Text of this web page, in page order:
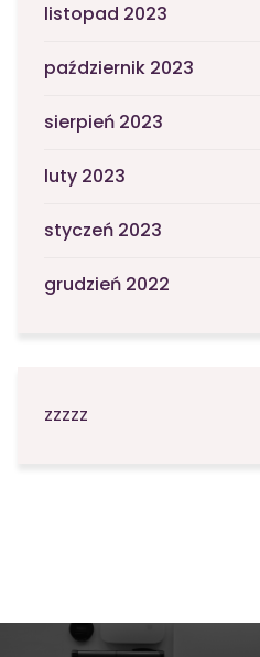
listopad 2023
październik 2023
sierpień 2023
luty 2023
styczeń 2023
grudzień 2022
zzzzz